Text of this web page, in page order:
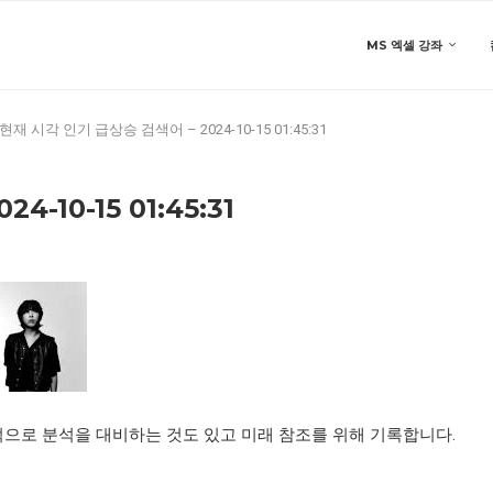
MS 엑셀 강좌
현재 시각 인기 급상승 검색어 – 2024-10-15 01:45:31
10-15 01:45:31
로 분석을 대비하는 것도 있고 미래 참조를 위해 기록합니다.